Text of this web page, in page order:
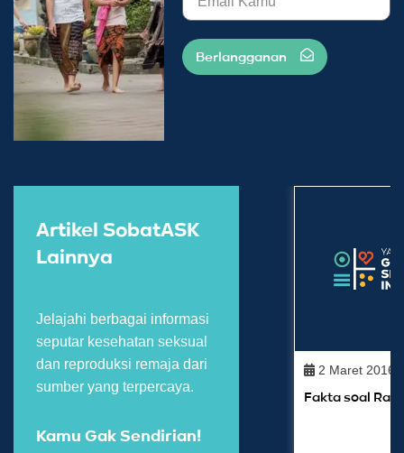
Berlangganan
Artikel SobatASK
Lainnya
Jelajahi berbagai informasi
seputar kesehatan seksual
dan reproduksi remaja dari
sumber yang terpercaya.
Kamu Gak Sendirian!
2 Maret 2016
Fakta soal